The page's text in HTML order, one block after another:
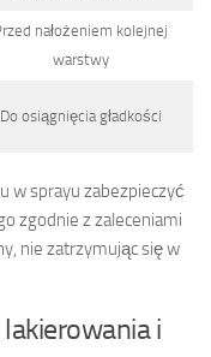
nałożeniem kolejnej
warstwy
Do osiągnięcia gładkości
w sprayu zabezpieczyć
zgodnie z zaleceniami
nie zatrzymując się w
lakierowania i